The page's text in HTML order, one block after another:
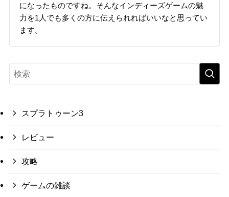
になったものですね。そんなインディーズゲームの魅
力を1人でも多くの方に伝えられればいいなと思ってい
ます。
スプラトゥーン3
レビュー
攻略
ゲームの雑談